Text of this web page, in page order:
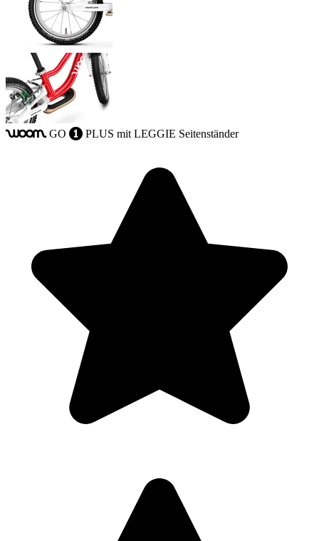
woom GO 1 PLUS mit LEGGIE Seitenständer